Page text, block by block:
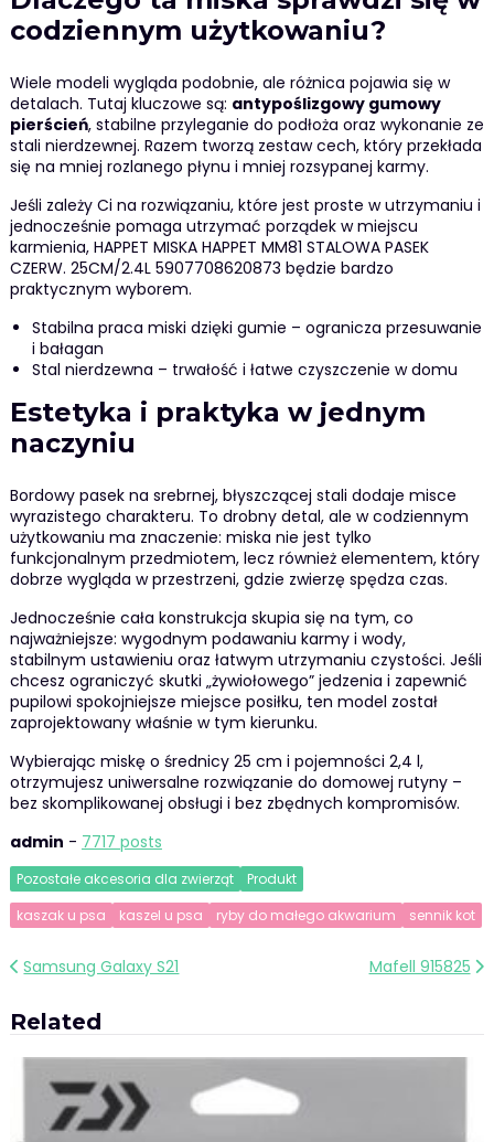
codziennym użytkowaniu?
Wiele modeli wygląda podobnie, ale różnica pojawia się w
detalach. Tutaj kluczowe są: antypoślizgowy gumowy
pierścień, stabilne przyleganie do podłoża oraz wykonanie ze
stali nierdzewnej. Razem tworzą zestaw cech, który przekłada
się na mniej rozlanego płynu i mniej rozsypanej karmy.
Jeśli zależy Ci na rozwiązaniu, które jest proste w utrzymaniu i
jednocześnie pomaga utrzymać porządek w miejscu
karmienia, HAPPET MISKA HAPPET MM81 STALOWA PASEK
CZERW. 25CM/2.4L 5907708620873 będzie bardzo
praktycznym wyborem.
Stabilna praca miski dzięki gumie – ogranicza przesuwanie
i bałagan
Stal nierdzewna – trwałość i łatwe czyszczenie w domu
Estetyka i praktyka w jednym
naczyniu
Bordowy pasek na srebrnej, błyszczącej stali dodaje misce
wyrazistego charakteru. To drobny detal, ale w codziennym
użytkowaniu ma znaczenie: miska nie jest tylko
funkcjonalnym przedmiotem, lecz również elementem, który
dobrze wygląda w przestrzeni, gdzie zwierzę spędza czas.
Jednocześnie cała konstrukcja skupia się na tym, co
najważniejsze: wygodnym podawaniu karmy i wody,
stabilnym ustawieniu oraz łatwym utrzymaniu czystości. Jeśli
chcesz ograniczyć skutki „żywiołowego” jedzenia i zapewnić
pupilowi spokojniejsze miejsce posiłku, ten model został
zaprojektowany właśnie w tym kierunku.
Wybierając miskę o średnicy 25 cm i pojemności 2,4 l,
otrzymujesz uniwersalne rozwiązanie do domowej rutyny –
bez skomplikowanej obsługi i bez zbędnych kompromisów.
admin - 7717 posts
Pozostałe akcesoria dla zwierząt
Produkt
kaszak u psa
kaszel u psa ryby do małego akwarium sennik kot
Nawigacja
Samsung Galaxy S21 Mafell 915825
Related